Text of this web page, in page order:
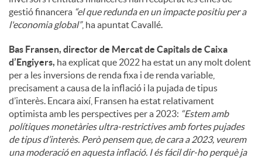
gestió financera “el que redunda en un impacte positiu per a
l'economia global”, ha apuntat Cavallé.
Bas Fransen, director de Mercat de Capitals de Caixa
d’Engiyers, ha explicat que 2022 ha estat un any molt dolent
per a les inversions de renda fixa i de renda variable,
precisament a causa de la inflació i la pujada de tipus
d’interès. Encara així, Fransen ha estat relativament
optimista amb les perspectives per a 2023: “Estem amb
polítiques monetàries ultra-restrictives amb fortes pujades
de tipus d’interès. Però pensem que, de cara a 2023, veurem
una moderació en aquesta inflació. I és fácil dir-ho perquè ja